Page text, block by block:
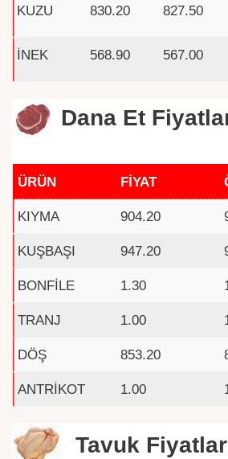
KUZU 830.20 827.50
İNEK 568.90 567.00
Dana Et
ÜRÜN FİYAT
KIYMA 904.20
KUŞBAŞI 947.20
BONFİLE 1.30
TRANJ 1.00
DÖŞ 853.20
ANTRİKOT 1.00
Tavuk